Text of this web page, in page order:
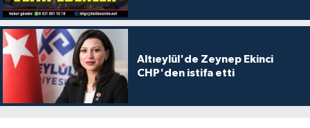
Altıeylül'de Zeynep Ekinci
CHP'den istifa etti